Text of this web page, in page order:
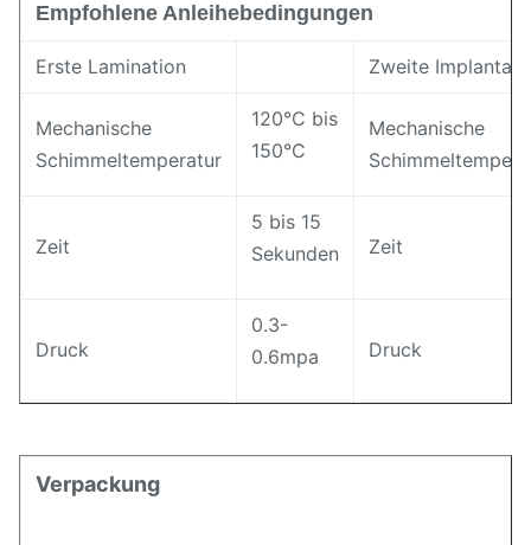
Empfohlene Anleihebedingungen
Erste Lamination Zweite
Mechanische
Schimmeltemperatur
120°C bis
150°C
Mechanische
Zeit
5 bis 15
Sekunden
Zeit
Druck
0.3-
0.6mpa
Druck
Verpackung